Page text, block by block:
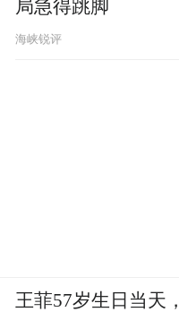
局急得跳脚
海峡锐评
王菲57岁生日当天